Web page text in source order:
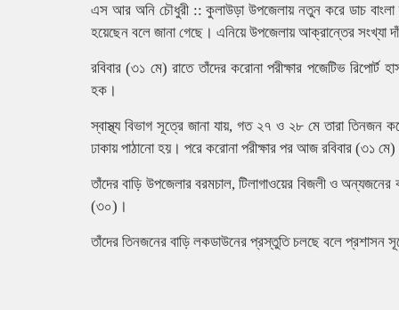
এস আর অনি চৌধুরী :: কুলাউড়া উপজেলায় নতুন করে ডাচ বাংলা
হয়েছেন বলে জানা গেছে। এনিয়ে উপজেলায় আক্রান্তের সংখ্যা
রবিবার (৩১ মে) রাতে তাঁদের করোনা পরীক্ষার পজেটিভ রিপোর্ট
হক।
স্বাস্থ্য বিভাগ সূত্রে জানা যায়, গত ২৭ ও ২৮ মে তারা তিনজন
ঢাকায় পাঠানো হয়। পরে করোনা পরীক্ষার পর আজ রবিবার (৩১
তাঁদের বাড়ি উপজেলার বরমচাল, টিলাগাওয়ের বিজলী ও
(৩০)।
তাঁদের তিনজনের বাড়ি লকডাউনের প্রস্তুতি চলছে বলে প্রশাসন